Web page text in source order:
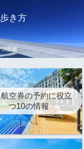
き方
情報
空券の予約に役立
つ10の情報